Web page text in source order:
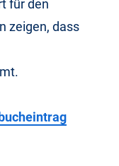
für den
zeigen, dass